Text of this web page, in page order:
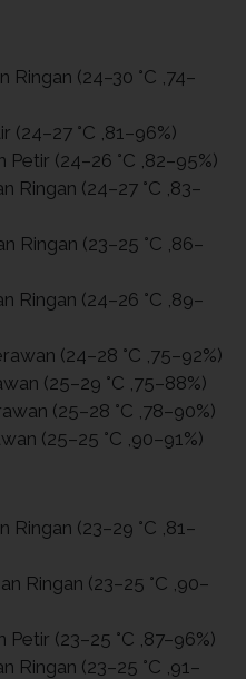
Ringan (24–30 °C ,74–
(24–27 °C ,81–96%)
Petir (24–26 °C ,82–95%)
Ringan (24–27 °C ,83–
Ringan (23–25 °C ,86–
Ringan (24–26 °C ,89–
(24–28 °C ,75–92%)
(25–29 °C ,75–88%)
(25–28 °C ,78–90%)
(25–25 °C ,90–91%)
Ringan (23–29 °C ,81–
Ringan (23–25 °C ,90–
Petir (23–25 °C ,87–96%)
Ringan (23–25 °C ,91–